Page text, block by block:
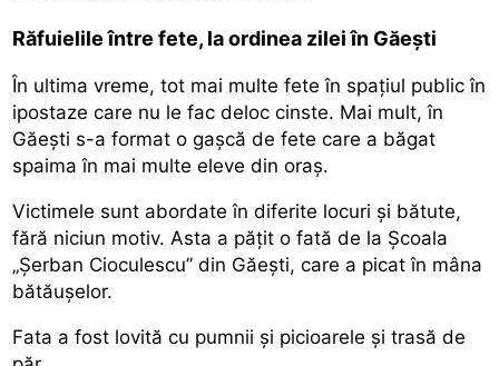
Răfuielile între fete, la ordinea zilei în Găești
În ultima vreme, tot mai multe fete în spaţiul public în
ipostaze care nu le fac deloc cinste. Mai mult, în
Găeşti s-a format o gaşcă de fete care a băgat
spaima în mai multe eleve din oraș.
Victimele sunt abordate în diferite locuri şi bătute,
fără niciun motiv. Asta a păţit o fată de la Şcoala
„Şerban Cioculescu” din Găeşti, care a picat în mâna
bătăuşelor.
Fata a fost lovită cu pumnii şi picioarele şi trasă de